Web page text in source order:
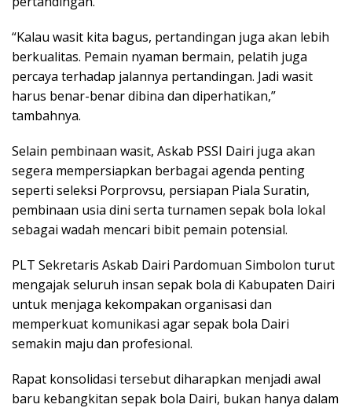
“Kalau wasit kita bagus, pertandingan juga akan lebih
berkualitas. Pemain nyaman bermain, pelatih juga
percaya terhadap jalannya pertandingan. Jadi wasit
harus benar-benar dibina dan diperhatikan,”
tambahnya.
Selain pembinaan wasit, Askab PSSI Dairi juga akan
segera mempersiapkan berbagai agenda penting
seperti seleksi Porprovsu, persiapan Piala Suratin,
pembinaan usia dini serta turnamen sepak bola lokal
sebagai wadah mencari bibit pemain potensial.
PLT Sekretaris Askab Dairi Pardomuan Simbolon turut
mengajak seluruh insan sepak bola di Kabupaten Dairi
untuk menjaga kekompakan organisasi dan
memperkuat komunikasi agar sepak bola Dairi
semakin maju dan profesional.
Rapat konsolidasi tersebut diharapkan menjadi awal
baru kebangkitan sepak bola Dairi, bukan hanya dalam